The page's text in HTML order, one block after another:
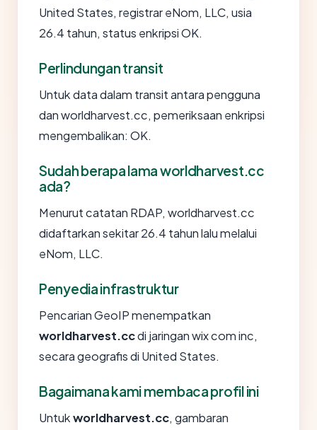
United States, registrar eNom, LLC, usia
26.4 tahun, status enkripsi OK.
Perlindungan transit
Untuk data dalam transit antara pengguna
dan worldharvest.cc, pemeriksaan enkripsi
mengembalikan: OK.
Sudah berapa lama worldharvest.cc
ada?
Menurut catatan RDAP, worldharvest.cc
didaftarkan sekitar 26.4 tahun lalu melalui
eNom, LLC.
Penyedia infrastruktur
Pencarian GeoIP menempatkan
worldharvest.ccdi jaringan wix com inc,
secara geografis di United States.
Bagaimana kami membaca profil ini
Untukworldharvest.cc, gambaran